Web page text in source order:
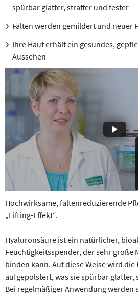
spürbar glatter, straffer und fester
Falten werden gemildert und neuer
Ihre Haut erhält ein gesundes,
Aussehen
Hochwirksame, faltenreduzierende
„Lifting-Effekt“.
Hyaluronsäure ist ein natürlicher,
Feuchtigkeitsspender, der sehr große
binden kann. Auf diese Weise wird
aufgepolstert, was sie spürbar glatter,
Bei regelmäßiger Anwendung werden